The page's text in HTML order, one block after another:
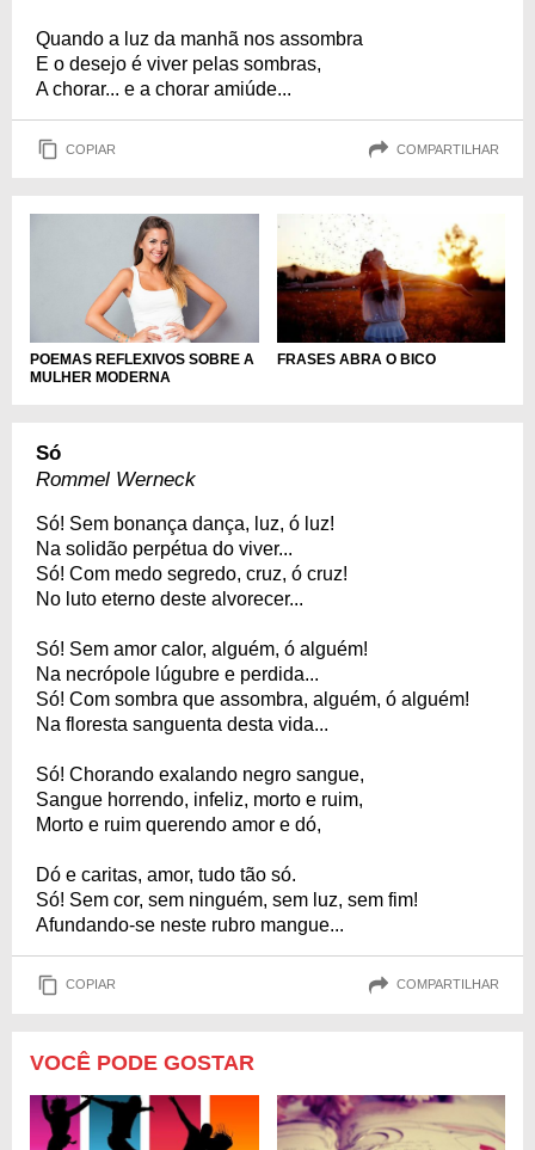
Quando a luz da manhã nos assombra
E o desejo é viver pelas sombras,
A chorar... e a chorar amiúde...
COPIAR COMPARTILHAR
POEMAS REFLEXIVOS SOBRE A
MULHER MODERNA
FRASES ABRA O BICO
Só
Rommel Werneck
Só! Sem bonança dança, luz, ó luz!
Na solidão perpétua do viver...
Só! Com medo segredo, cruz, ó cruz!
No luto eterno deste alvorecer...
Só! Sem amor calor, alguém, ó alguém!
Na necrópole lúgubre e perdida...
Só! Com sombra que assombra, alguém, ó alguém!
Na floresta sanguenta desta vida...
Só! Chorando exalando negro sangue,
Sangue horrendo, infeliz, morto e ruim,
Morto e ruim querendo amor e dó,
Dó e caritas, amor, tudo tão só.
Só! Sem cor, sem ninguém, sem luz, sem fim!
Afundando-se neste rubro mangue...
COPIAR COMPARTILHAR
VOCÊ PODE GOSTAR